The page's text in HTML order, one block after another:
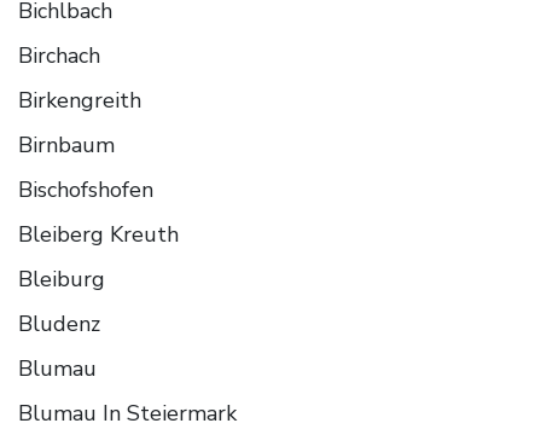
Bichlbach
Birchach
Birkengreith
Birnbaum
Bischofshofen
Bleiberg Kreuth
Bleiburg
Bludenz
Blumau
Blumau In Steiermark